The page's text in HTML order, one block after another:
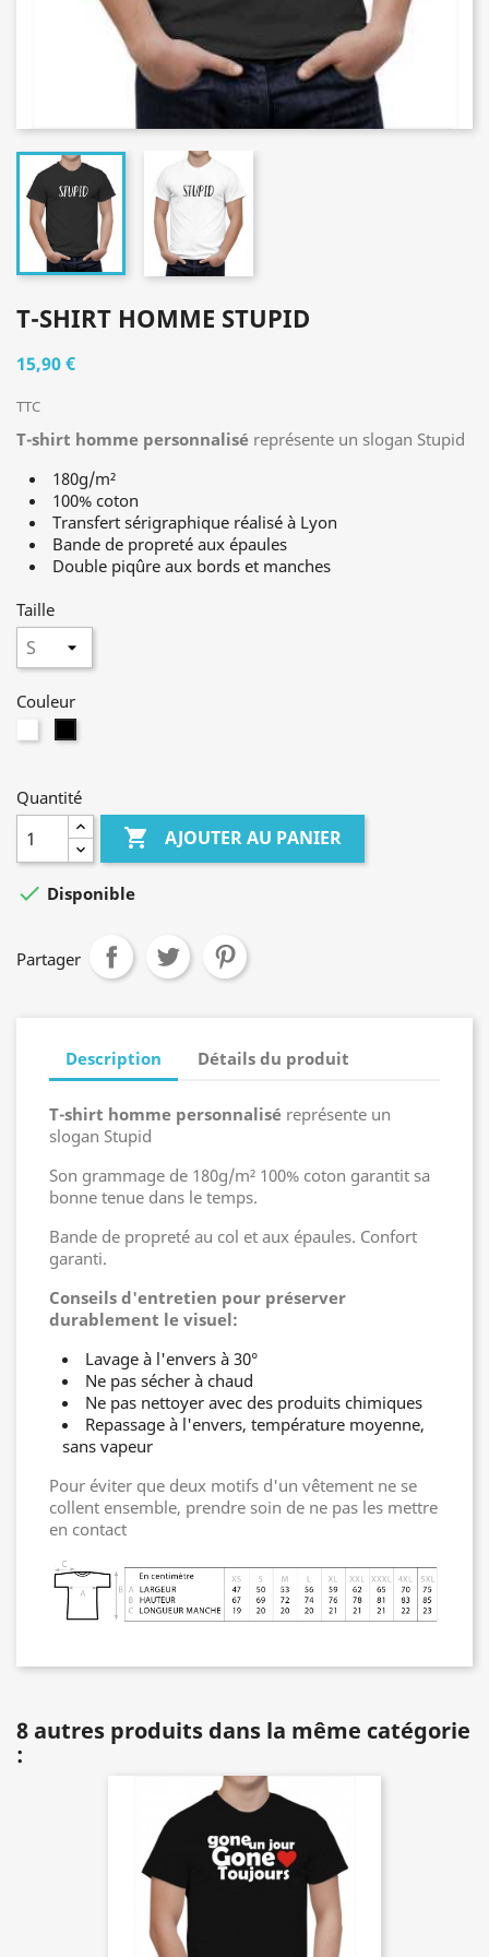
T-SHIRT HOMME STUPID
15,90 €
TTC
T-shirt homme personnalisé représente un slogan Stupid
180g/m²
100% coton
Transfert sérigraphique réalisé à Lyon
Bande de propreté aux épaules
Double piqûre aux bords et manches
Taille
Couleur
Quantité
 AJOUTER AU PANIER
 Disponible
Partager
Description Détails du produit
T-shirt homme personnalisé représente un
slogan Stupid
Son grammage de 180g/m² 100% coton garantit sa
bonne tenue dans le temps.
Bande de propreté au col et aux épaules. Confort
garanti.
Conseils d'entretien pour préserver
durablement le visuel:
Lavage à l'envers à 30°
Ne pas sécher à chaud
Ne pas nettoyer avec des produits chimiques
Repassage à l'envers, température moyenne,
sans vapeur
Pour éviter que deux motifs d'un vêtement ne se
collent ensemble, prendre soin de ne pas les mettre
en contact
8 autres produits dans la même catégorie
: